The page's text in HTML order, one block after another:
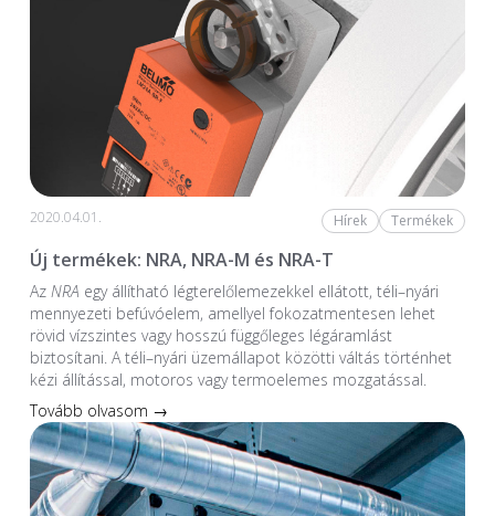
2020.04.01. Hírek Termékek
Új termékek: NRA, NRA-M és NRA-T
Az NRA egy állítható légterelőlemezekkel ellátott, téli–nyári
mennyezeti befúvóelem, amellyel fokozatmentesen lehet
rövid vízszintes vagy hosszú függőleges légáramlást
biztosítani. A téli–nyári üzemállapot közötti váltás történhet
kézi állítással, motoros vagy termoelemes mozgatással.
Tovább olvasom →